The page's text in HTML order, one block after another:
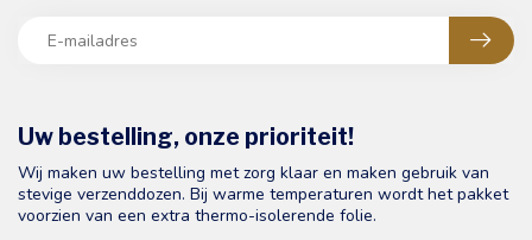
Uw bestelling, onze prioriteit!
Wij maken uw bestelling met zorg klaar en maken gebruik van
stevige verzenddozen. Bij warme temperaturen wordt het pakket
voorzien van een extra thermo-isolerende folie.